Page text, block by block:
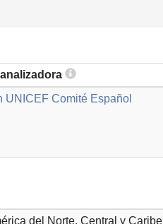
UNICEF Comité Español
del Norte, Central y Caribe